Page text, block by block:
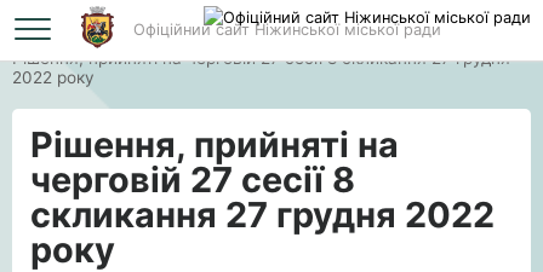
Офіційний сайт Ніжинської міської ради
Головна
Рішення, прийняті на черговій 27 сесії 8 скликання 27 грудня
2022 року
Рішення, прийняті на
черговій 27 сесії 8
скликання 27 грудня 2022
року